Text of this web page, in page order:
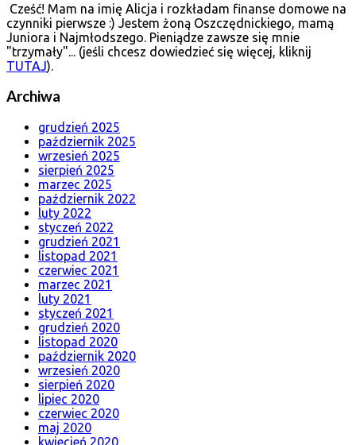
Cześć! Mam na imię Alicja i rozkładam finanse domowe na
czynniki pierwsze :) Jestem żoną Oszczędnickiego, mamą
Juniora i Najmłodszego. Pieniądze zawsze się mnie
"trzymały"... (jeśli chcesz dowiedzieć się więcej, kliknij
TUTAJ).
Archiwa
grudzień 2025
październik 2025
wrzesień 2025
sierpień 2025
marzec 2025
październik 2022
luty 2022
styczeń 2022
grudzień 2021
listopad 2021
czerwiec 2021
marzec 2021
luty 2021
styczeń 2021
grudzień 2020
listopad 2020
październik 2020
wrzesień 2020
sierpień 2020
lipiec 2020
czerwiec 2020
maj 2020
kwiecień 2020